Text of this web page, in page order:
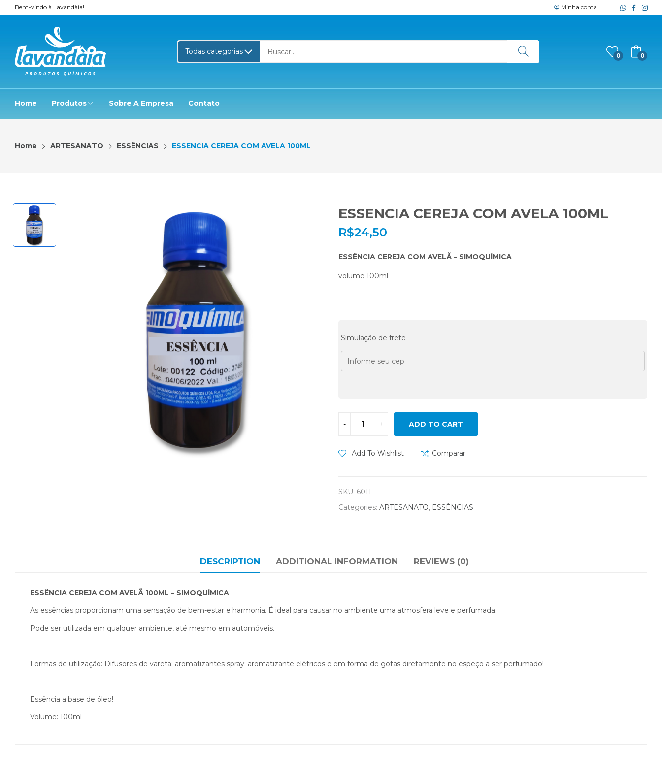
Bem-vindo à Lavandàia! Minha conta
0 0
Home Produtos Sobre A Empresa Contato
Home ARTESANATO ESSÊNCIAS ESSENCIA CEREJA COM AVELA 100ML
ESSENCIA CEREJA COM AVELA 100ML
R$24,50
ESSÊNCIA CEREJA COM AVELÃ – SIMOQUÍMICA
volume 100ml
Simulação de frete
ADD TO CART
Add To Wishlist Comparar
SKU: 6011
Categories: ARTESANATO, ESSÊNCIAS
DESCRIPTION ADDITIONAL INFORMATION REVIEWS (0)
ESSÊNCIA CEREJA COM AVELÃ 100ML – SIMOQUÍMICA
As essências proporcionam uma sensação de bem-estar e harmonia. É ideal para causar no ambiente uma atmosfera leve e perfumada.
Pode ser utilizada em qualquer ambiente, até mesmo em automóveis.
Formas de utilização: Difusores de vareta; aromatizantes spray; aromatizante elétricos e em forma de gotas diretamente no espeço a ser perfumado!
Essência a base de óleo!
Volume: 100ml